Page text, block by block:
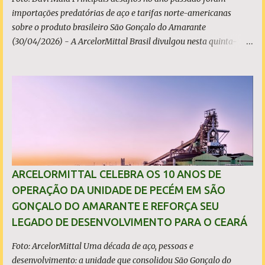
importações predatórias de aço e tarifas norte-americanas
sobre o produto brasileiro São Gonçalo do Amarante
(30/04/2026) - A ArcelorMittal Brasil divulgou nesta quinta-
e operacionais da organização e de todo o setor do aço brasileiro.
Ainda assim, a empresa manteve-se como líder no Brasil, com
42% da produção nacional de aço bruto, os investimentos
programados e permaneceu firme em seus valores de segurança,
sustentabilidade, qualidade e liderança. A produção total de aço
somou 15,14 milhões de toneladas – um recuo de 1,3% em
relação a 2024. A produção de minério de ferro atingiu 2,34
milhões de toneladas, montante 18,3% menor que 2024. Neste
caso, o resultado foi impactado pela trans...
ARCELORMITTAL CELEBRA OS 10 ANOS DE
OPERAÇÃO DA UNIDADE DE PECÉM EM SÃO
GONÇALO DO AMARANTE E REFORÇA SEU
LEGADO DE DESENVOLVIMENTO PARA O CEARÁ
Foto: ArcelorMittal Uma década de aço, pessoas e
desenvolvimento: a unidade que consolidou São Gonçalo do